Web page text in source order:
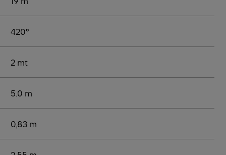
420°
2 mt
5.0 m
0,83 m